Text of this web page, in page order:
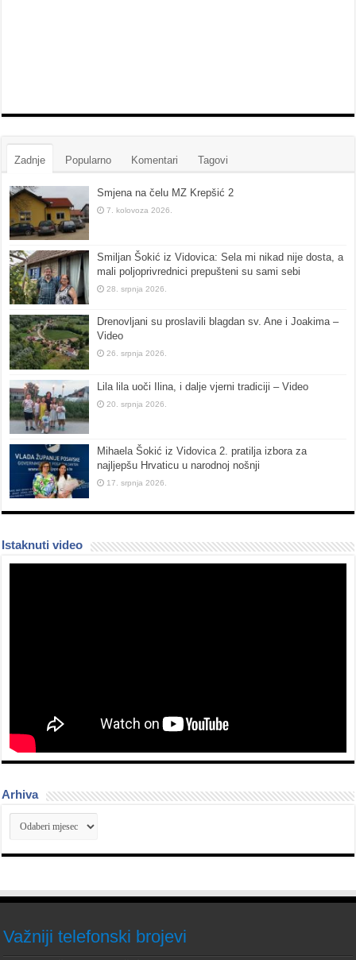
Zadnje Popularno Komentari Tagovi
Smjena na čelu MZ Krepšić 2
7. kolovoza 2026.
Smiljan Šokić iz Vidovica: Sela mi nikad nije dosta, a
mali poljoprivrednici prepušteni su sami sebi
28. srpnja 2026.
Drenovljani su proslavili blagdan sv. Ane i Joakima –
Video
26. srpnja 2026.
Lila lila uoči Ilina, i dalje vjerni tradiciji – Video
20. srpnja 2026.
Mihaela Šokić iz Vidovica 2. pratilja izbora za
najljepšu Hrvaticu u narodnoj nošnji
17. srpnja 2026.
Istaknuti video
Arhiva
Arhiva
Važniji telefonski brojevi